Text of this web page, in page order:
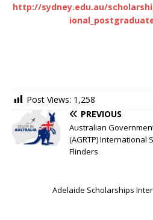
http://sydney.edu.au/
Post Views: 1,258
PREVIOUS
Australian
(AGRTP) International
Flinders
Adelaide Scholarships